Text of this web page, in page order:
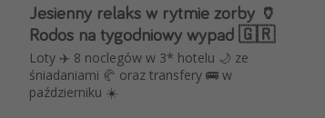
Jesienny relaks w rytmie zorby 🏺
Rodos na tygodniowy wypad 🇬🇷
Loty ✈️ 8 noclegów w 3* hotelu 🌙 ze
śniadaniami 🥐 oraz transfery 🚌 w
październiku ☀️